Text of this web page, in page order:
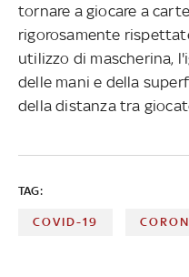
tornare a giocare a
rigorosamente
utilizzo di mascherina,
delle mani e della
della distanza tra
TAG:
COVID-19